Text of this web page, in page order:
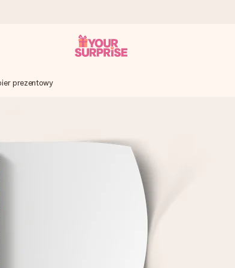
możesz go dać dokładnie we właściwym
zdjęciem lub wiadomością, która naprawdę poruszy
prezentowy